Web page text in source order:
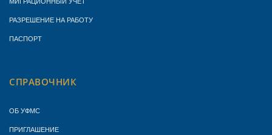
РАЗРЕШЕНИЕ НА РАБОТУ
ПАСПОРТ
СПРАВОЧНИК
ОБ УФМС
ПРИГЛАШЕНИЕ